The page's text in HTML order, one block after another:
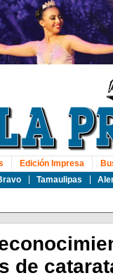
Tamaulipas
Edición Impresa
de